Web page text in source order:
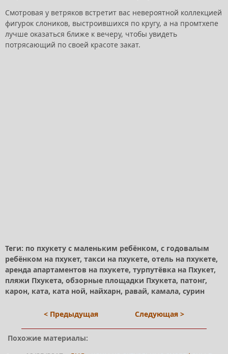
Смотровая у ветряков встретит вас невероятной коллекцией
фигурок слоников, выстроившихся по кругу, а на промтхепе
лучше оказаться ближе к вечеру, чтобы увидеть
потрясающий по своей красоте закат.
Теги: по пхукету с маленьким ребёнком, с годовалым
ребёнком на пхукет, такси на пхукете, отель на пхукете,
аренда апартаментов на пхукете, турпутёвка на Пхукет,
пляжи Пхукета, обзорные площадки Пхукета, патонг,
карон, ката, ката ной, найхарн, равай, камала, сурин
< Предыдущая Следующая >
Похожие материалы: